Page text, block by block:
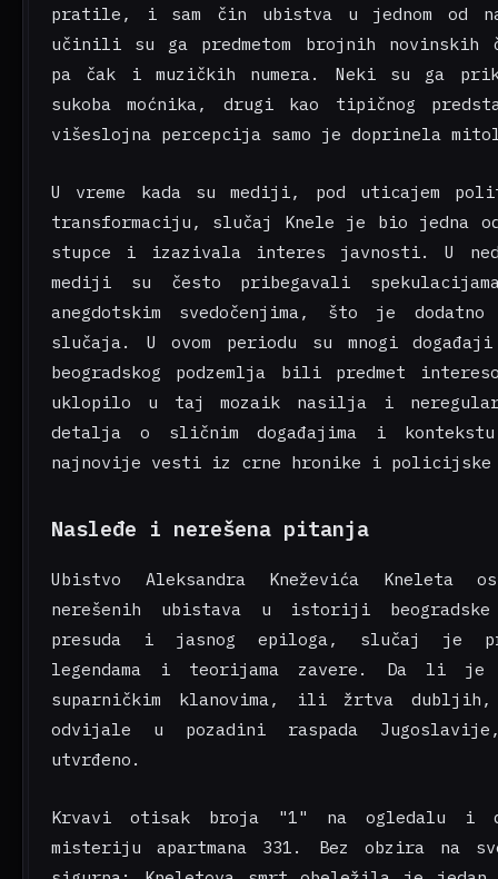
pratile, i sam čin ubistva u jednom od
učinili su ga predmetom brojnih
pa čak i muzičkih numera. Neki su ga
sukoba moćnika, drugi kao tipičnog
višeslojna percepcija samo je doprinela
U vreme kada su mediji, pod uticajem
transformaciju, slučaj Knele je bio jedna
stupce i izazivala interes javnosti. U
mediji su često pribegavali
anegdotskim svedočenjima, što je
slučaja. U ovom periodu su mnogi
beogradskog podzemlja bili predmet
uklopilo u taj mozaik nasilja i
detalja o sličnim događajima i kontekstu
najnovije vesti iz crne hronike i
Nasleđe i nerešena pitanja
Ubistvo Aleksandra Kneževića Kneleta
nerešenih ubistava u istoriji
presuda i jasnog epiloga, slučaj je
legendama i teorijama zavere. Da li je
suparničkim klanovima, ili žrtva
odvijale u pozadini raspada
utvrđeno.
Krvavi otisak broja "1" na ogledalu i
misteriju apartmana 331. Bez obzira na